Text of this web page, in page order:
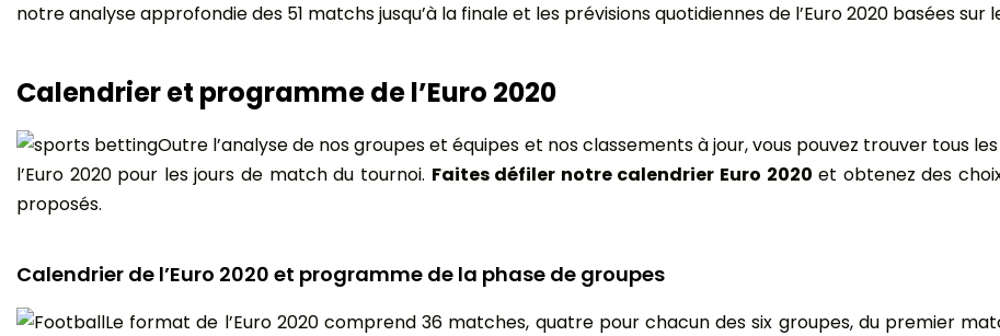
notre analyse approfondie des 51 matchs jusqu’à la finale et les prévisions quotidiennes de l’Euro 2020 basées sur
Calendrier et programme de l’Euro 2020
Outre l’analyse de nos groupes et équipes et nos classements à jour, vous pouvez trouver tous
l’Euro 2020 pour les jours de match du tournoi. Faites défiler notre calendrier Euro 2020 et obtenez des
proposés.
Calendrier de l’Euro 2020 et programme de la phase de groupes
Le format de l’Euro 2020 comprend 36 matches, quatre pour chacun des six groupes, du premier